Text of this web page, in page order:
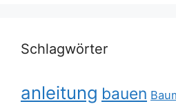
Schlagwörter
anleitung bauen